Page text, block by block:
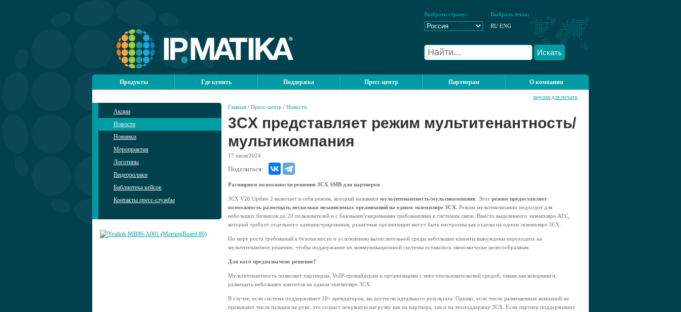
Выбрать страну:
Выбрать язык:
RU ENG
Искать
Продукты Где купить Поддержка Пресс-центр Партнерам О компании
Акции
Новости
Новинки
Мероприятия
Логотипы
Видеоролики
Библиотека кейсов
Контакты пресс-службы
Главная / Пресс-центр / Новости
версия для печати
3CX представляет режим мультитенантность/
мультикомпания
17 июля'2024
Поделиться:
Расширяем возможности решения 3CX SMB для партнеров
3CX V20 Update 2 включает в себя режим, который называют мультитенантность/мультикомпания . Этот режим предоставляет
возможность размещать несколько независимых организаций на одном экземпляре 3CX. Режим мультикомпании подходит для
небольших бизнесов до 20 пользователей и с базовыми/умеренными требованиями к системам связи. Вместо выделенного экземпляра АТС,
который требует отдельного администрирования, различные организации могут быть настроены как отделы на одном экземпляре 3CX.
По мере роста требований к безопасности и усложнению вычислительной среды небольшие клиенты вынуждены переходить на
мультитенантное решение, чтобы поддержание их коммуникационной системы оставалось экономически целесообразным.
Для кого предназначено решение?
Мультитенантность позволяет партнерам, VoIP-провайдерам и организациям с многопользовательской средой, таким как коворкинги,
размещать небольших клиентов на одном экземпляре 3CX.
В случае, если система поддерживает 10+ арендаторов, вы достигли идеального результата. Однако, если число размещенных компаний не
превышает числа пальцев на руке, это создаст ненужную нагрузку как на партнера, так и на техподдержку 3CX. Если партнер поддерживает